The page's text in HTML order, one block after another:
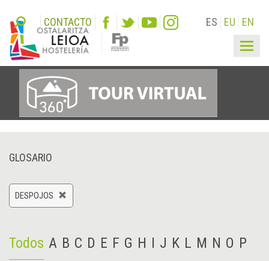
CONTACTO ES EU EN
GLOSARIO
DESPOJOS
Todos A B C D E F G H I J K L M N O P